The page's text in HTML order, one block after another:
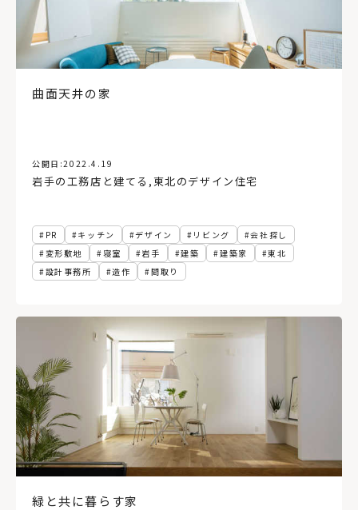
インテリアグリーン
地方
空き家
玄関ポーチ ショールーム 網走
壁紙
蓄エネ
創エネ 北見市 吹き抜け 旅
住宅雑誌
コンテナハウス
曲面天井の家
公開日:2022.4.19
岩手の工務店と建てる , 東北のデザイン住宅
PR キッチン デザイン リビング
会社探し
変形敷地
寝室 岩手 建築 建築家
東北
設計事務所
造作 間取り
緑と共に暮らす家